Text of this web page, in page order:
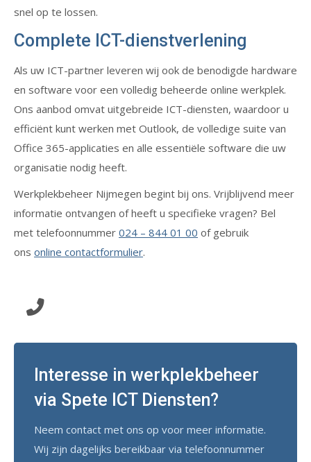
snel op te lossen.
Complete ICT-dienstverlening
Als uw ICT-partner leveren wij ook de benodigde hardware
en software voor een volledig beheerde online werkplek.
Ons aanbod omvat uitgebreide ICT-diensten, waardoor u
efficiënt kunt werken met Outlook, de volledige suite van
Office 365-applicaties en alle essentiële software die uw
organisatie nodig heeft.
Werkplekbeheer Nijmegen begint bij ons. Vrijblijvend meer
informatie ontvangen of heeft u specifieke vragen? Bel
met telefoonnummer 024 – 844 01 00 of gebruik
ons online contactformulier.
Interesse in werkplekbeheer
via Spete ICT Diensten?
Neem contact met ons op voor meer informatie.
Wij zijn dagelijks bereikbaar via telefoonnummer